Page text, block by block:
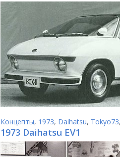
Концепты, 1973, Daihatsu, Tokyo73,
1973 Daihatsu EV1